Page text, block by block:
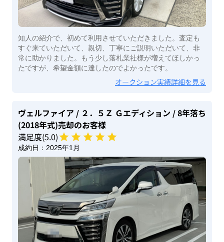
知人の紹介で、初めて利用させていただきました。査定も
すぐ来ていただいて、親切、丁寧にご説明いただいて、非
常に助かりました。もう少し落札業社様が増えてほしかっ
たですが、希望金額に達したのでよかったです。
オークション実績詳細を見る
ヴェルファイア / ２．５Ｚ Ｇエディション / 8年落ち
(2018年式)売却のお客様
満足度(5.0)
成約日： 2025年1月